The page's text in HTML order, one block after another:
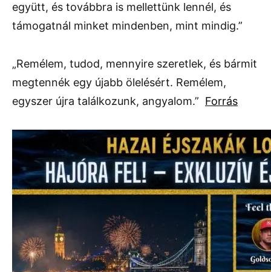
együtt, és továbbra is mellettünk lennél, és
támogatnál minket mindenben, mint mindig.”
„Remélem, tudod, mennyire szeretlek, és bármit
megtennék egy újabb ölelésért. Remélem,
egyszer újra találkozunk, angyalom.” Forrás